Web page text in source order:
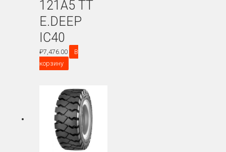
121A5 TT
E.DEEP
IC40
₽7,476.00
В
корзину